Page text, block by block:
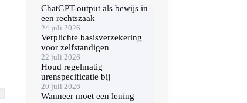
ChatGPT-output als bewijs in
een rechtszaak
24 juli 2026
Verplichte basisverzekering
voor zelfstandigen
22 juli 2026
Houd regelmatig
urenspecificatie bij
20 juli 2026
Wanneer moet een lening